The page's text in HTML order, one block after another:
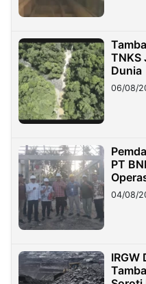
TNKS
Dunia
06/08/
PT
04/08/